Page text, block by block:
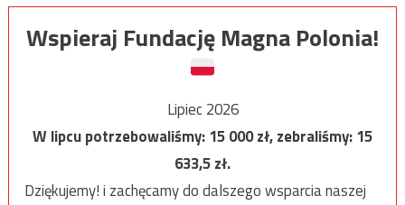
Wspieraj Fundację Magna Polonia!
Lipiec 2026
W lipcu potrzebowaliśmy:15 000zł, zebraliśmy:15
633,5zł.
Dziękujemy! i zachęcamy do dalszego wsparcia naszej